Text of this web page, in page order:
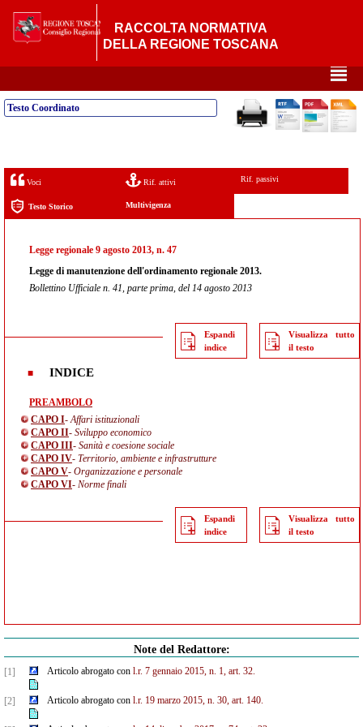
RACCOLTA NORMATIVA
DELLA REGIONE TOSCANA
²
Testo Coordinato
Voci Rif. attivi Rif. passivi
Testo Storico Multivigenza
Legge regionale 9 agosto 2013, n. 47
Legge di manutenzione dell'ordinamento regionale 2013.
Bollettino Ufficiale n. 41, parte prima, del 14 agosto 2013
Espandi
indice
Visualizza tutto
il testo
INDICE
PREAMBOLO
CAPO I- Affari istituzionali
CAPO II- Sviluppo economico
CAPO III- Sanità e coesione sociale
CAPO IV- Territorio, ambiente e infrastrutture
CAPO V- Organizzazione e personale
CAPO VI- Norme finali
Espandi
indice
Visualizza tutto
il testo
Note del Redattore:
[1] Articolo abrogato con l.r. 7 gennaio 2015, n. 1, art. 32.
[2] Articolo abrogato con l.r. 19 marzo 2015, n. 30, art. 140.